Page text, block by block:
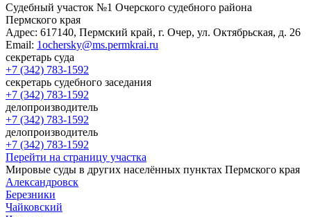
Судебный участок №1 Очерского судебного района
Пермского края
Адрес: 617140, Пермский край, г. Очер, ул. Октябрьская, д. 26
Email: 1ochersky@ms.permkrai.ru
секретарь суда
+7 (342) 783-1592
секретарь судебного заседания
+7 (342) 783-1592
делопроизводитель
+7 (342) 783-1592
делопроизводитель
+7 (342) 783-1592
Перейти на страницу участка
Мировые суды в других населённых пунктах Пермского края
Александровск
Березники
Чайковский